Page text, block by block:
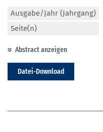
Ausgabe/Jahr (Jahrgang)
Seite(n)
Abstract anzeigen
Datei-Download